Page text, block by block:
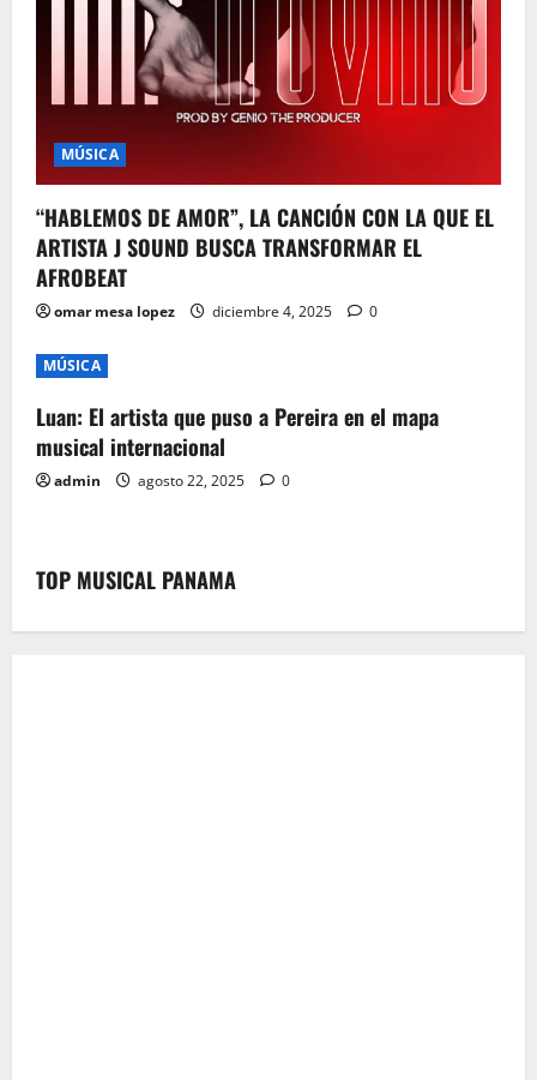
MÚSICA
“HABLEMOS DE AMOR”, LA CANCIÓN CON LA QUE EL
ARTISTA J SOUND BUSCA TRANSFORMAR EL
AFROBEAT
omar mesa lopez diciembre 4, 2025 0
MÚSICA
Luan: El artista que puso a Pereira en el mapa
musical internacional
admin agosto 22, 2025 0
TOP MUSICAL PANAMA